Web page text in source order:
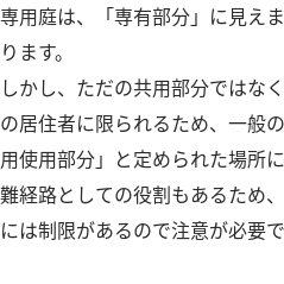
専用庭は、「専有部分」に見え
ります。
しかし、ただの共用部分ではな
の居住者に限られるため、一般
用使用部分」と定められた場所
難経路としての役割もあるため
には制限があるので注意が必要で